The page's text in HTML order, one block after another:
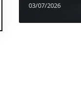
03/07/2026